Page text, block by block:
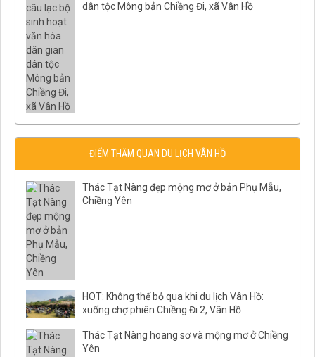
dân tộc Mông bản Chiềng Đi, xã Vân Hồ
ĐIỂM THĂM QUAN DU LỊCH VÂN HỒ
Thác Tạt Nàng đẹp mộng mơ ở bản Phụ Mẫu,
Chiềng Yên
HOT: Không thể bỏ qua khi du lịch Vân Hồ:
xuống chợ phiên Chiềng Đi 2, Vân Hồ
Thác Tạt Nàng hoang sơ và mộng mơ ở Chiềng
Yên